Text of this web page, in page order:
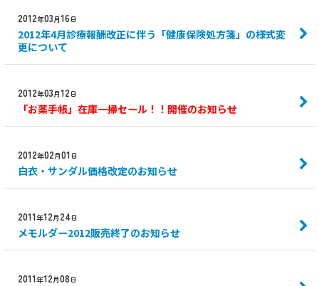
2012年03月16日
2012年4月診療報酬改正に伴う「健康保険処方箋」の様式変
更について
2012年03月12日
「お薬手帳」在庫一掃セール！！開催のお知らせ
2012年02月01日
白衣・サンダル価格改定のお知らせ
2011年12月 24日
メモルダー2012販売終了のお知らせ
2011年12月08日